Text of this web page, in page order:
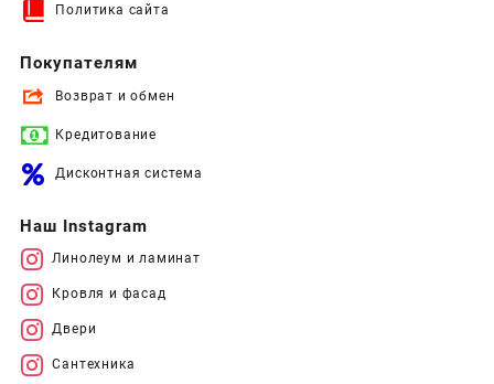
Политика сайта
Покупателям
Возврат и обмен
Кредитование
Дисконтная система
Наш Instagram
Линолеум и ламинат
Кровля и фасад
Двери
Сантехника